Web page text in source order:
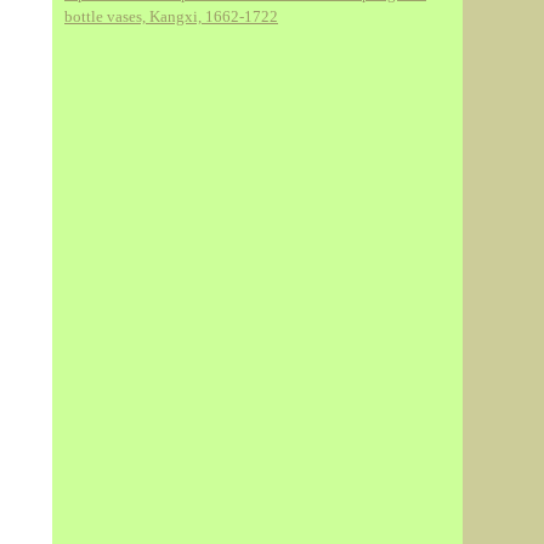
bottle vases, Kangxi, 1662-1722